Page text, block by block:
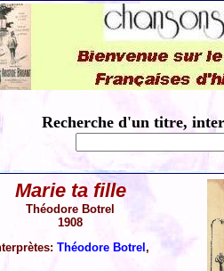
Recherche d'un titre,
Marie ta fille
Théodore Botrel
1908
Théodore Botrel ,